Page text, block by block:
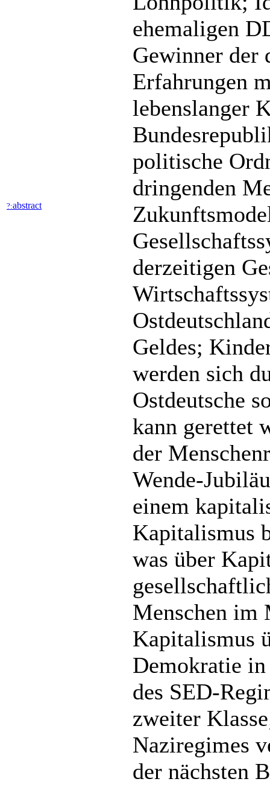
?:abstract
ehemaligen
Gewinner der
Erfahrungen
lebenslanger
politische
dringenden
derzeitigen
Geldes;
werden sich
Ostdeutsche
kann gerettet
der
Wende-
einem
Kapitalismus
was über
Menschen im
Kapitalismus
Demokratie
des SED-
zweiter
Naziregimes
der nächsten